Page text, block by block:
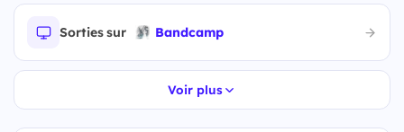
Sorties sur Bandcamp
Voir plus